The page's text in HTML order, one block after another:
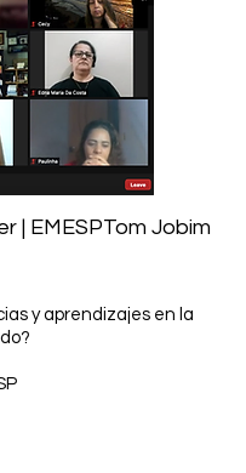
| EMESPTom Jobim
y aprendizajes en la